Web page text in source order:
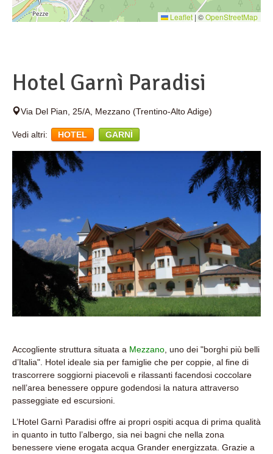
Leaflet | ©OpenStreetMap
Hotel Garnì Paradisi
Via Del Pian, 25/A, Mezzano (Trentino-Alto Adige)
Vedi altri: HOTEL GARNÌ
Accogliente struttura situata a Mezzano, uno dei "borghi più belli
d’Italia". Hotel ideale sia per famiglie che per coppie, al fine di
trascorrere soggiorni piacevoli e rilassanti facendosi coccolare
nell’area benessere oppure godendosi la natura attraverso
passeggiate ed escursioni.
L’Hotel Garnì Paradisi offre ai propri ospiti acqua di prima qualità
in quanto in tutto l’albergo, sia nei bagni che nella zona
benessere viene erogata acqua Grander energizzata. Grazie a